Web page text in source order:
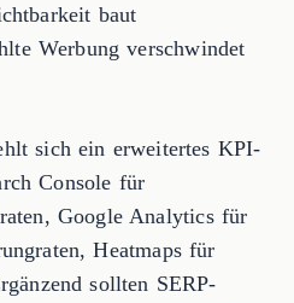
baut
Werbung verschwindet
sich ein erweitertes KPI-
Console für
Google Analytics für
Heatmaps für
sollten SERP-